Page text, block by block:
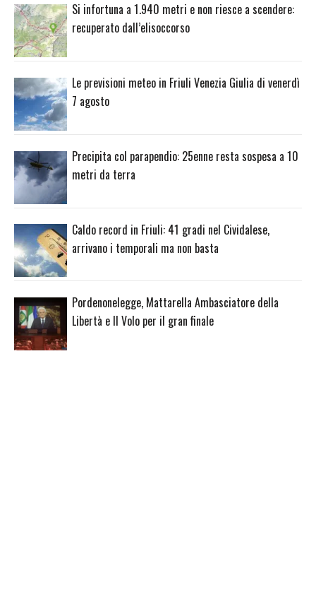
Si infortuna a 1.940 metri e non riesce a scendere:
recuperato dall’elisoccorso
Le previsioni meteo in Friuli Venezia Giulia di venerdì
7 agosto
Precipita col parapendio: 25enne resta sospesa a 10
metri da terra
Caldo record in Friuli: 41 gradi nel Cividalese,
arrivano i temporali ma non basta
Pordenonelegge, Mattarella Ambasciatore della
Libertà e Il Volo per il gran finale